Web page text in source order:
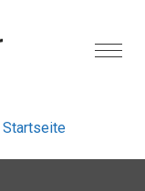
Startseite